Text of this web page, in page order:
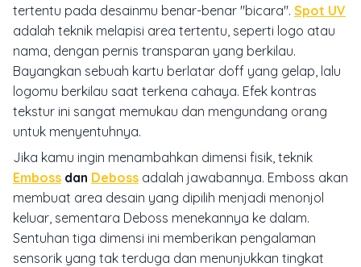
tertentu pada desainmu benar-benar "bicara". Spot UV
adalah teknik melapisi area tertentu, seperti logo atau
nama, dengan pernis transparan yang berkilau.
Bayangkan sebuah kartu berlatar doff yang gelap, lalu
logomu berkilau saat terkena cahaya. Efek kontras
tekstur ini sangat memukau dan mengundang orang
untuk menyentuhnya.
Jika kamu ingin menambahkan dimensi fisik, teknik
Emboss dan Deboss adalah jawabannya. Emboss akan
membuat area desain yang dipilih menjadi menonjol
keluar, sementara Deboss menekannya ke dalam.
Sentuhan tiga dimensi ini memberikan pengalaman
sensorik yang tak terduga dan menunjukkan tingkat